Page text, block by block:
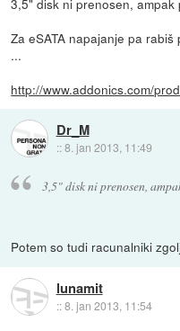
Za eSATA napajanje pa
...
http://www.addonics.com/
Dr_M
::8. jan 2013, 11:49
3,5" disk ni prenosen,
Potem so tudi racunalniki
lunamit
::8. jan 2013, 11:54